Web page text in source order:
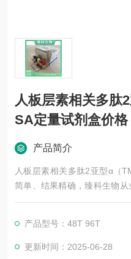
人板层素相关多肽
SA定量试剂盒价格
产品简介
人板层素相关多肽2亚型α（
简单、结果精确，臻科生物从
的积累与发展，以其优质的
位保持良好的合作关系，共同
产品型号：48T 96T
更新时间：2025-06-28